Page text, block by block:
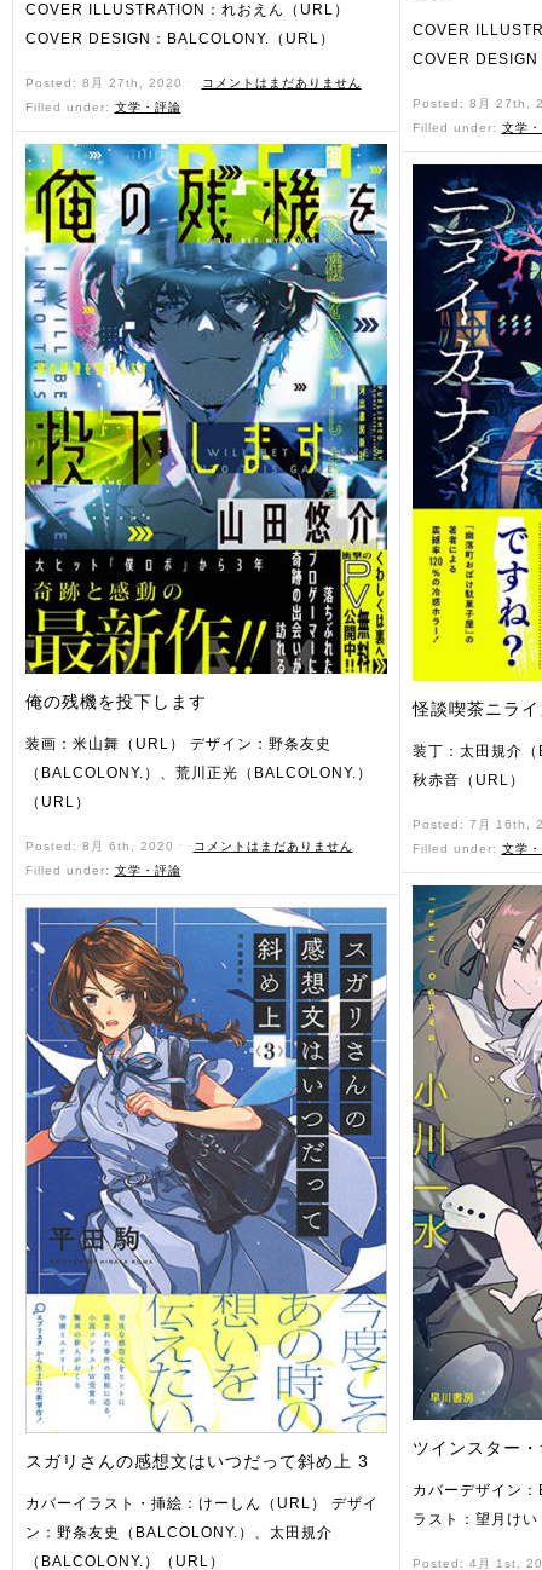
COVER ILLUSTRATION：れおえん（URL）
COVER DESIGN：BALCOLONY.（URL）
Posted: 8月 27th, 2020 ˑ
コメントはまだありません
Filled under: 文学・評論
俺の残機を投下します
装画：米山舞（URL） デザイン：野条友史
（BALCOLONY.）、荒川正光（BALCOLONY.）
（URL）
Posted: 8月 6th, 2020 ˑ
コメントはまだありません
Filled under: 文学・評論
スガリさんの感想文はいつだって斜め上 3
カバーイラスト・挿絵：けーしん（URL） デザイ
ン：野条友史（BALCOLONY.）、太田規介
（BALCOLONY.）（URL）
COVER
COVER
Posted: 8月 27th,
Filled under: 文学
怪談喫茶ニラ
装丁：太田規介
秋赤音（URL）
Posted: 7月 16th,
Filled under: 文学
ツインスター
カバーデザイン
ラスト：望月け
Posted: 4月 1st,